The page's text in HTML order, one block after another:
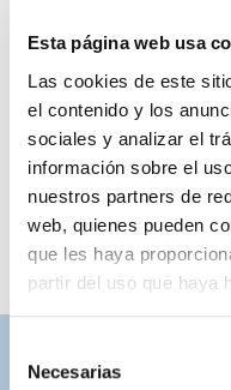
Esta página web usa
Las cookies de este
el contenido y los
sociales y analizar el
información sobre el
nuestros partners de
web, quienes pueden
que les haya
partir del uso que haya
Necesarias
CAZADORA INVIERNO ADULTO
25/26
ASISTENCIA